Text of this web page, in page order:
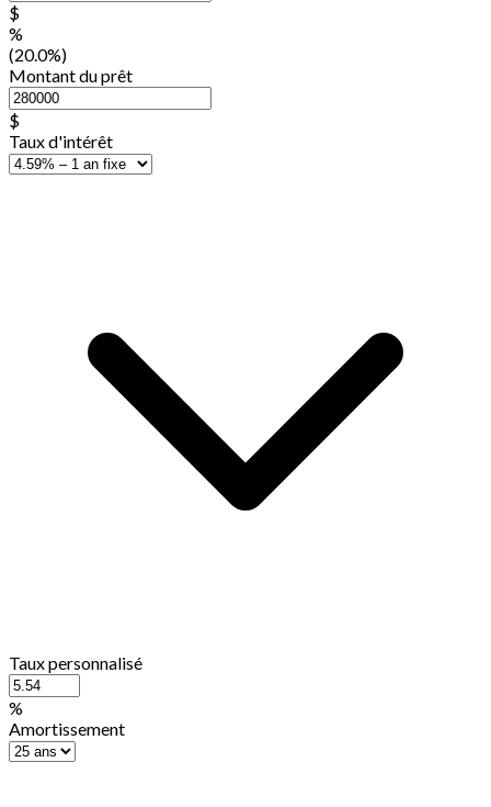
$
%
(20.0%)
Montant du prêt
$
Taux d'intérêt
Taux personnalisé
%
Amortissement